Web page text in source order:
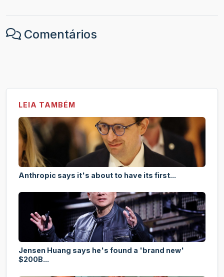
Comentários
LEIA TAMBÉM
Anthropic says it's about to have its first...
Jensen Huang says he's found a 'brand new'
$200B...